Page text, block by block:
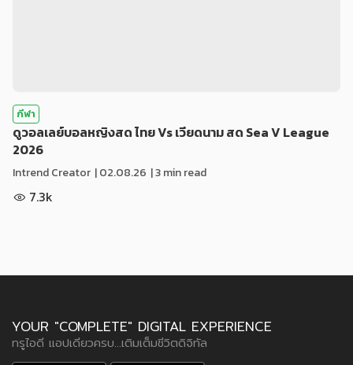
กีฬา
ดูวอลเลย์บอลหญิงสด ไทย Vs เวียดนาม สด Sea V League
2026
Intrend Creator |02.08.26 | 3 min read
7.3k
YOUR "COMPLETE" DIGITAL EXPERIENCE
ทรูไอดี แอปเดียวครบ...เติมเต็มชีวิตดิจิทัล